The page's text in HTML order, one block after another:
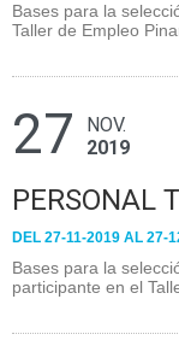
Bases para la
Taller de Empleo
27
NOV.
2019
PERSONAL
DEL 27-11-2019 AL 27-
Bases para la
participante en el